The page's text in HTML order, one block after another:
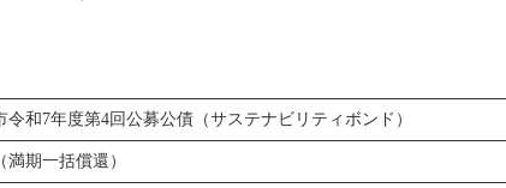
令和7年度第4回公募公債（サステナビリティボンド）
満期一括償還）